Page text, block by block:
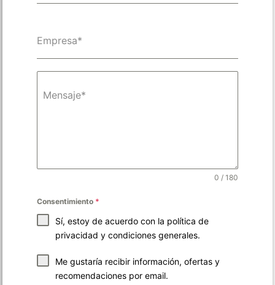
Empresa*
Mensaje*
0 / 180
Consentimiento *
Sí, estoy de acuerdo con la política de
privacidad y condiciones generales.
Me gustaría recibir información, ofertas y
recomendaciones por email.